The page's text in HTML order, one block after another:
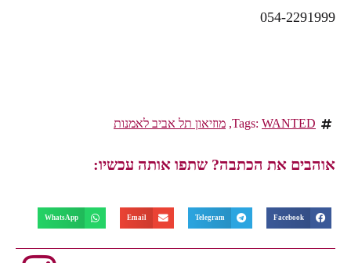
054-2291999
Tags: WANTED
, מוזיאון תל אביב לאמנות
אוהבים את הכתבה? שתפו אותה עכשיו:
Facebook
Telegram
Email
WhatsApp